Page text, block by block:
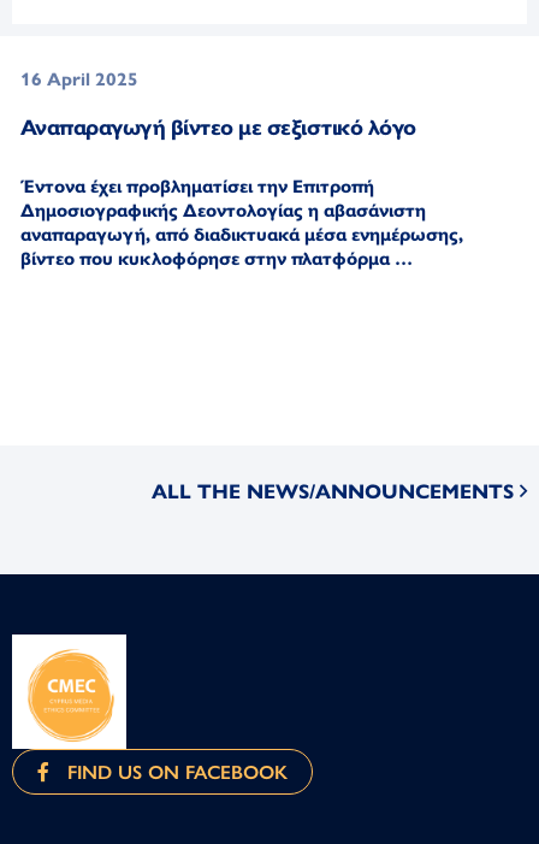
16 April 2025
Αναπαραγωγή βίντεο με σεξιστικό λόγο
Έντονα έχει προβληματίσει την Επιτροπή
Δημοσιογραφικής Δεοντολογίας η αβασάνιστη
αναπαραγωγή,από διαδικτυακά μέσα ενημέρωσης,
βίντεο που κυκλοφόρησε στην πλατφόρμα …
ALL THE NEWS/ANNOUNCEMENTS
FIND US ON FACEBOOK